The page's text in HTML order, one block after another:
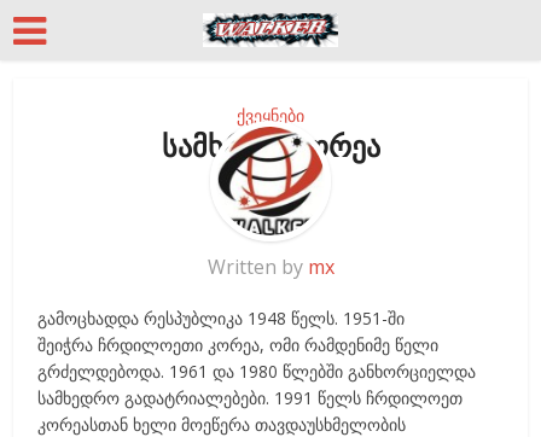
ქვეყნები
სამხრეთ კორეა
Written by mx
გამოცხადდა რესპუბლიკა 1948 წელს. 1951-ში
შეიჭრა ჩრდილოეთი კორეა, ომი რამდენიმე წელი
გრძელდებოდა. 1961 და 1980 წლებში განხორციელდა
სამხედრო გადატრიალებები. 1991 წელს ჩრდილოეთ
კორეასთან ხელი მოეწერა თავდაუსხმელობის